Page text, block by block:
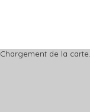
Chargement de la carte…